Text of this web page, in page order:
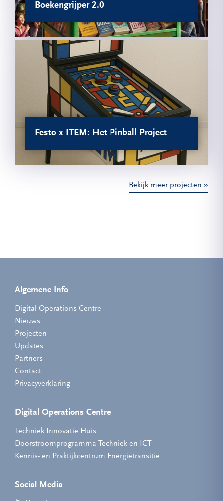
Boekengrijper 2.0
Festo x ITEM: Het Pinball Project
Bekijk meer projecten
Algemene Info
Digital Operations Centre
Nieuws
Projecten
Updates
Partners
Contact
Privacyverklaring
Digital Operations Centre
Techniek Innovatie Huis
Doorstroomprogramma Techniek en ICT
Kennis- en Praktijkcentrum Energietransitie
Social Media